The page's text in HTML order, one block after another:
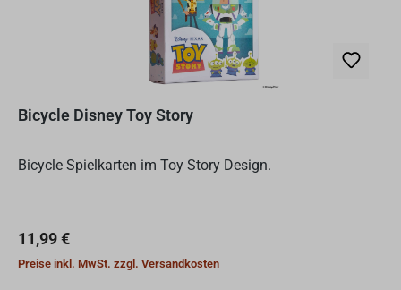
Bicycle Disney Toy Story
Bicycle Spielkarten im Toy Story Design.
Regulärer Preis:
11,99 €
Preise inkl. MwSt. zzgl. Versandkosten